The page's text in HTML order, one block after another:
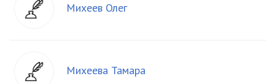
Михеев Олег
Михеева Тамара